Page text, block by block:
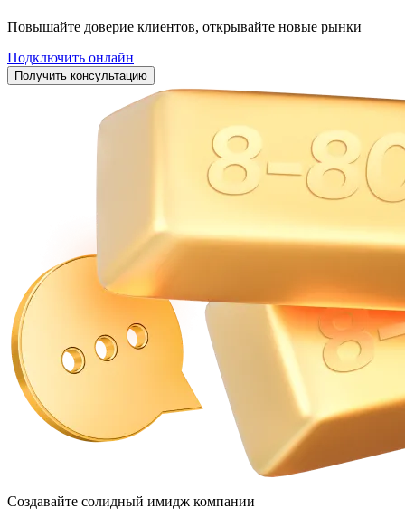
Повышайте доверие клиентов, открывайте новые рынки
Подключить онлайн
Получить консультацию
Cоздавайте солидный имидж компании